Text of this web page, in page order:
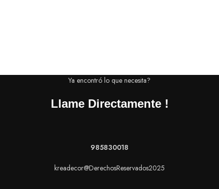
Ya encontró lo que necesita?
Llame Directamente !
985830018
kreadecor@DerechosReservados2025